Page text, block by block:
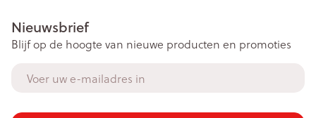
Nieuwsbrief
Blijf op de hoogte van nieuwe producten en promoties